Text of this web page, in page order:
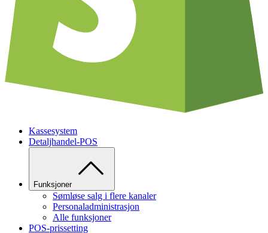
Kassesystem
Detaljhandel-POS
Funksjoner
Sømløse salg i flere kanaler
Personaladministrasjon
Alle funksjoner
POS-prissetting